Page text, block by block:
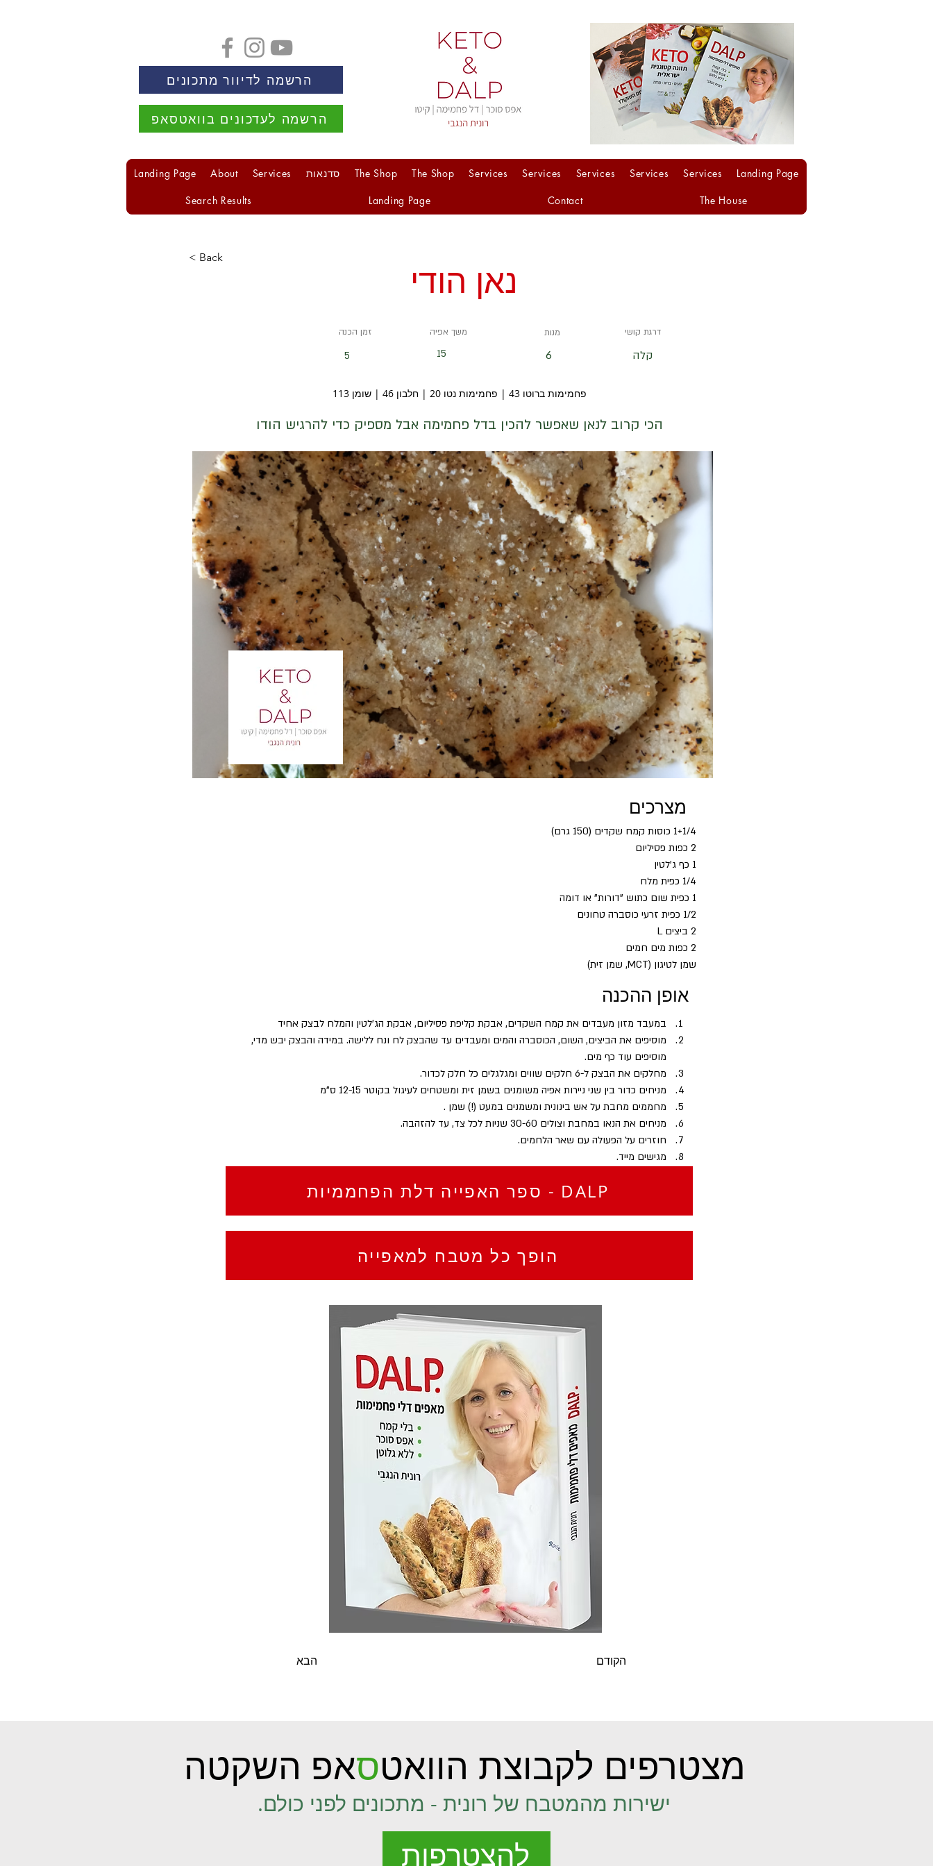
הרשמה לדיוור מתכונים
הרשמה לעדכונים בוואטסאפ
Landing Page
Services
Services
Services
Services
Services
The Shop
The Shop סדנאות Services
About
Landing Page
The House
Contact
Landing Page
Search Results
< Back
נאן הודי
זמן הכנה
5
משך אפיה
15
מנות
6
דרגת קושי
קלה
פחמימות ברוטו 43 | פחמימות נטו 20 | חלבון 46 | שומן 113
הכי קרוב לנאן שאפשר להכין בדל פחמימה אבל מספיק כדי להרגיש הודו
מצרכים
1+1/4 כוסות קמח שקדים (150 גרם)
2 כפות פסיליום
1 כף ג'לטין
1/4 כפית מלח
1 כפית שום כתוש "דורות" או דומה
1/2 כפית זרעי כוסברה טחונים
2 ביצים L
2 כפות מים חמים
שמן לטיגון (MCT, שמן זית)
אופן ההכנה
במעבד מזון מעבדים את קמח השקדים, אבקת קליפת פסיליום, אבקת הג'לטין והמלח לבצק אחיד
מוסיפים את הביצים, השום, הכוסברה והמים ומעבדים עד שהבצק לח ונח ללישה. במידה והבצק יבש מדי,
מוסיפים עוד כף מים.
מחלקים את הבצק ל-6 חלקים שווים ומגלגלים כל חלק לכדור.
מניחים כדור בין שני ניירות אפיה משומנים בשמן זית ומשטחים לעיגול בקוטר 12-15 ס"מ
מחממים מחבת על אש בינונית ומשמנים במעט (!) שמן .
מניחים את הנאו במחבת וצולים 30-60 שניות לכל צד, עד להזהבה.
חוזרים על הפעולה עם שאר הלחמים.
מגישים מייד.
ספר האפייה דלת הפחממיות - DALP
הופך כל מטבח למאפייה
הבא הקודם
מצטרפים לקבוצת הוואטסאפ השקטה
ישירות מהמטבח של רונית - מתכונים לפני כולם.
להצטרפות